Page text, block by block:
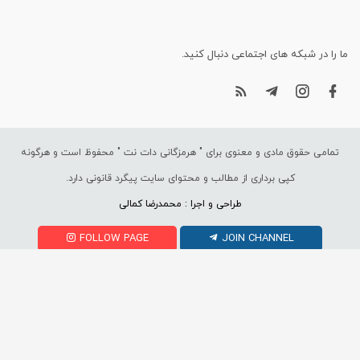
ما را در شبکه های اجتماعی دنبال کنید.
تمامی حقوق مادی و معنوی برای " هرمزگانی دات نت " محفوظ است و هرگونه
کپی برداری از مطالب و محتوای سایت پیگرد قانونی دارد.
طراحی و اجرا : محمدرضا کمالی
FOLLOW PAGE JOIN CHANNEL